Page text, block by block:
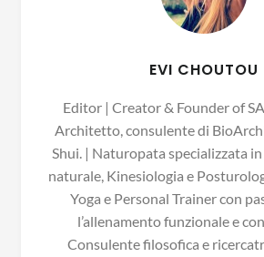
EVI CHOUTOU
Editor | Creator & Founder of
Architetto, consulente di
Shui. | Naturopata specializzata
naturale, Kinesiologia e
Yoga e Personal Trainer con
l’allenamento funzionale e
Consulente filosofica e